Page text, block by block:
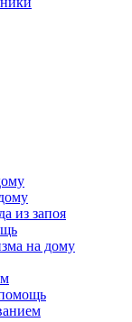
из запоя
на дому